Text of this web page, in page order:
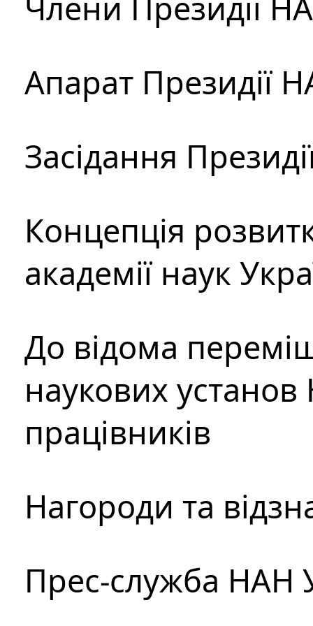
Апарат Президії
Засідання
Концепція
академії наук
До відома
наукових установ
працівників
Нагороди та
Прес-служба НАН